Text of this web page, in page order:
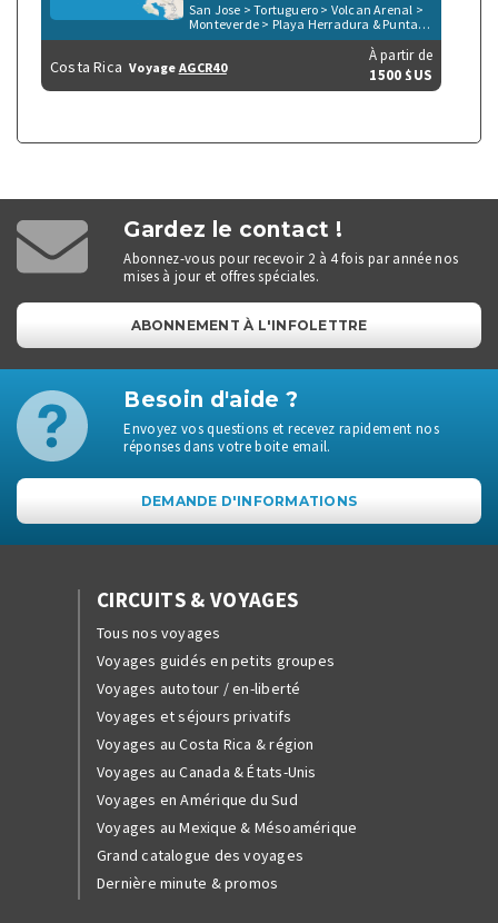
San Jose > Tortuguero > Volcan Arenal >
Monteverde > Playa Herradura & Punta
Leona
Costa Rica Voyage AGCR40
À partir de
1500 $US
Gardez le contact !
Abonnez-vous pour recevoir 2 à 4 fois par année nos
mises à jour et offres spéciales.
ABONNEMENT À L'INFOLETTRE
Besoin d'aide ?
Envoyez vos questions et recevez rapidement nos
réponses dans votre boite email.
DEMANDE D'INFORMATIONS
CIRCUITS & VOYAGES
Tous nos voyages
Voyages guidés en petits groupes
Voyages autotour / en-liberté
Voyages et séjours privatifs
Voyages au Costa Rica & région
Voyages au Canada & États-Unis
Voyages en Amérique du Sud
Voyages au Mexique & Mésoamérique
Grand catalogue des voyages
Dernière minute & promos